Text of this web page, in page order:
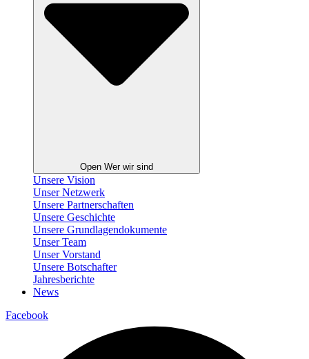
Open Wer wir sind
Unsere Vision
Unser Netzwerk
Unsere Partnerschaften
Unsere Geschichte
Unsere Grundlagendokumente
Unser Team
Unser Vorstand
Unsere Botschafter
Jahresberichte
News
Facebook